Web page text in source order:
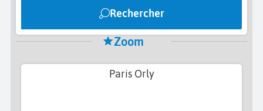
Rechercher
Zoom
Paris Orly